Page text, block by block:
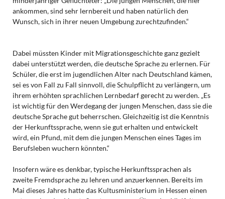
ankommen, sind sehr lernbereit und haben natürlich den
Wunsch, sich in ihrer neuen Umgebung zurechtzufinden.“
Dabei müssten Kinder mit Migrationsgeschichte ganz gezielt
dabei unterstützt werden, die deutsche Sprache zu erlernen. Für
Schüler, die erst im jugendlichen Alter nach Deutschland kämen,
sei es von Fall zu Fall sinnvoll, die Schulpflicht zu verlängern, um
ihrem erhöhten sprachlichen Lernbedarf gerecht zu werden. „Es
ist wichtig für den Werdegang der jungen Menschen, dass sie die
deutsche Sprache gut beherrschen. Gleichzeitig ist die Kenntnis
der Herkunftssprache, wenn sie gut erhalten und entwickelt
wird, ein Pfund, mit dem die jungen Menschen eines Tages im
Berufsleben wuchern könnten.“
Insofern wäre es denkbar, typische Herkunftssprachen als
zweite Fremdsprache zu lehren und anzuerkennen. Bereits im
Mai dieses Jahres hatte das Kultusministerium in Hessen einen